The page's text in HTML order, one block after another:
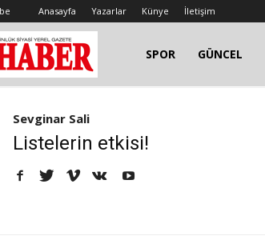
Anasayfa Yazarlar Künye İletişim
SPOR GÜNCEL
Sevginar Sali
Listelerin etkisi!